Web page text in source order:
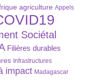
agriculture Appels
Sociétal
Filières durables
Infrastructures
impact Madagascar